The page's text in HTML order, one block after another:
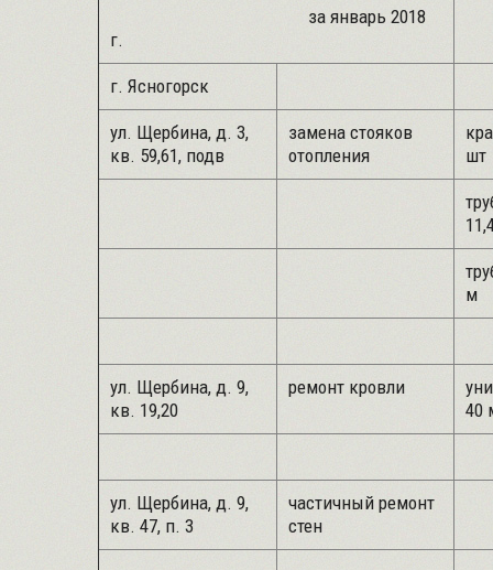
за январь 2018
г.
г. Ясногорск
ул. Щербина, д. 3,
кв. 59,61, подв
замена стояков
отопления
шт
м
ул. Щербина, д. 9,
кв. 19,20
ремонт кровли
40
ул. Щербина, д. 9,
кв. 47, п. 3
частичный ремонт
стен